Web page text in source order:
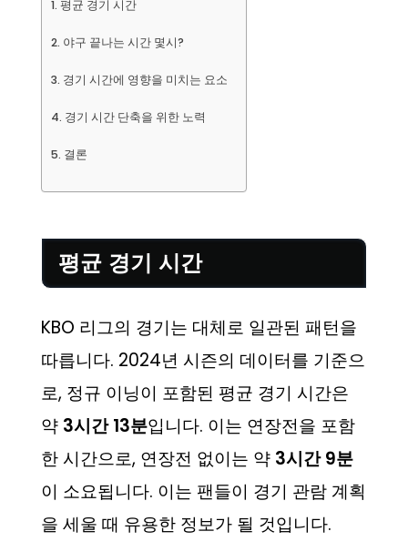
평균 경기 시간
야구 끝나는 시간 몇시?
경기 시간에 영향을 미치는 요소
경기 시간 단축을 위한 노력
결론
평균 경기 시간
KBO 리그의 경기는 대체로 일관된 패턴을
따릅니다. 2024년 시즌의 데이터를 기준으
로, 정규 이닝이 포함된 평균 경기 시간은
약 3시간 13분입니다. 이는 연장전을 포함
한 시간으로, 연장전 없이는 약 3시간 9분
이 소요됩니다. 이는 팬들이 경기 관람 계획
을 세울 때 유용한 정보가 될 것입니다.